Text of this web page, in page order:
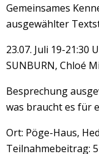
Gemeinsames
ausgewählter
23.07. Juli 19-21:30
SUNBURN, Chloé
Besprechung
was braucht es für
Ort: Pöge-Haus,
Teilnahmebeitrag: